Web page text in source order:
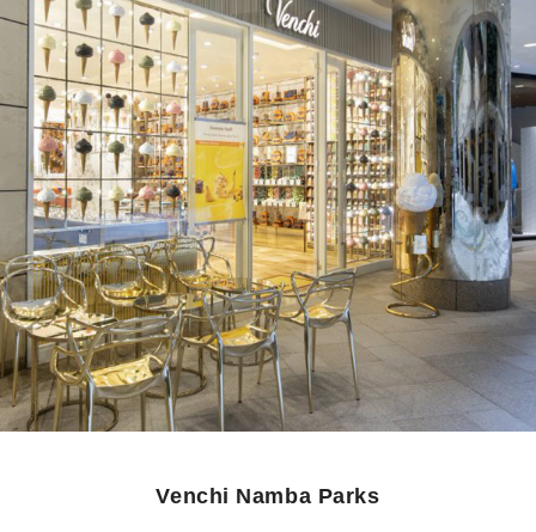
Venchi Namba Parks